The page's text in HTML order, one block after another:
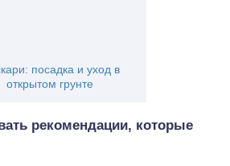
посадка и уход в
открытом грунте
рекомендации, которые